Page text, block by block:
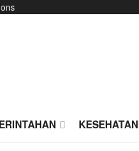
KESEHATAN